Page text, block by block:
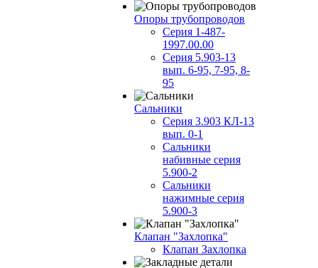
Опоры трубопроводов
Серия 1-487-
1997.00.00
Серия 5.903-13
вып. 6-95, 7-95, 8-
95
Сальники
Серия 3.903 КЛ-13
вып. 0-1
Сальники
набивные серия
5.900-2
Сальники
нажимные серия
5.900-3
Клапан "Захлопка"
Клапан Захлопка